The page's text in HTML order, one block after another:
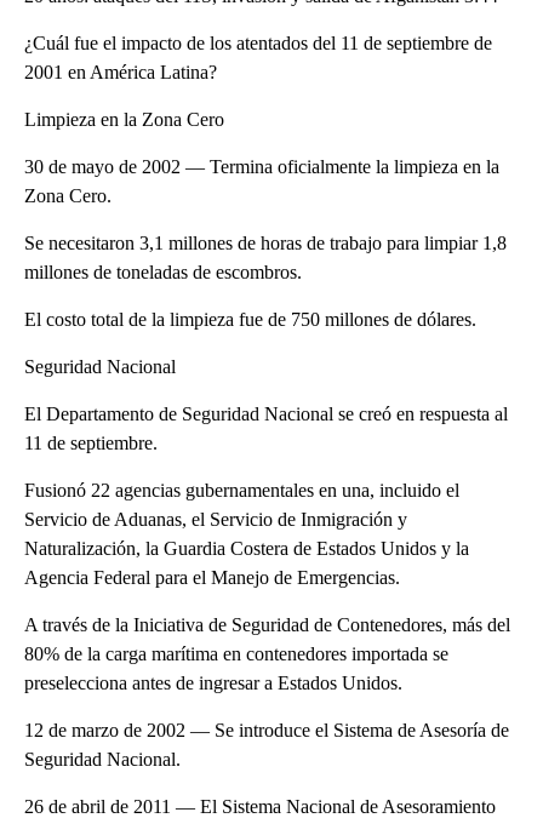
¿Cuál fue el impacto de los atentados del 11 de septiembre de
2001 en América Latina?
Limpieza en la Zona Cero
30 de mayo de 2002 — Termina oficialmente la limpieza en la
Zona Cero.
Se necesitaron 3,1 millones de horas de trabajo para limpiar 1,8
millones de toneladas de escombros.
El costo total de la limpieza fue de 750 millones de dólares.
Seguridad Nacional
El Departamento de Seguridad Nacional se creó en respuesta al
11 de septiembre.
Fusionó 22 agencias gubernamentales en una, incluido el
Servicio de Aduanas, el Servicio de Inmigración y
Naturalización, la Guardia Costera de Estados Unidos y la
Agencia Federal para el Manejo de Emergencias.
A través de la Iniciativa de Seguridad de Contenedores, más del
80% de la carga marítima en contenedores importada se
preselecciona antes de ingresar a Estados Unidos.
12 de marzo de 2002 — Se introduce el Sistema de Asesoría de
Seguridad Nacional.
26 de abril de 2011 — El Sistema Nacional de Asesoramiento